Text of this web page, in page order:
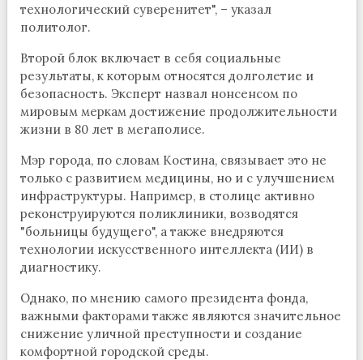
технологический суверенитет", – указал
политолог.
Второй блок включает в себя социальные
результаты, к которым относятся долголетие и
безопасность. Эксперт назвал нонсенсом по
мировым меркам достижение продолжительности
жизни в 80 лет в мегаполисе.
Мэр города, по словам Костина, связывает это не
только с развитием медицины, но и с улучшением
инфраструктуры. Например, в столице активно
реконструируются поликлиники, возводятся
"больницы будущего", а также внедряются
технологии искусственного интеллекта (ИИ) в
диагностику.
Однако, по мнению самого президента фонда,
важными факторами также являются значительное
снижение уличной преступности и создание
комфортной городской среды.